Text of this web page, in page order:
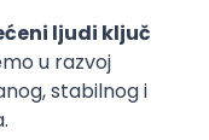
ljudi ključ
u razvoj
stabilnog i